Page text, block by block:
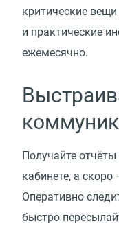
критические
и практические
ежемесячно.
Получайте
кабинете, а
Оперативно
быстро